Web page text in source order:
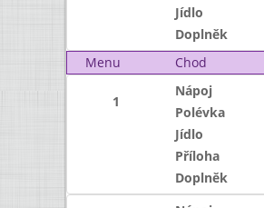
Jídlo
Doplněk
Menu
Chod
1
Nápoj
Polévka
Jídlo
Příloha
Doplněk